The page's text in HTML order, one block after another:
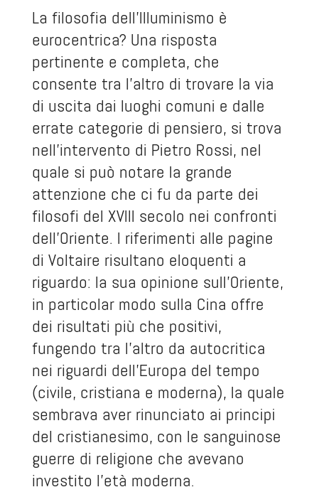
La filosofia dell’Illuminismo è
eurocentrica? Una risposta
pertinente e completa, che
consente tra l’altro di trovare la via
di uscita dai luoghi comuni e dalle
errate categorie di pensiero, si trova
nell’intervento di Pietro Rossi, nel
quale si può notare la grande
attenzione che ci fu da parte dei
filosofi del XVIII secolo nei confronti
dell’Oriente. I riferimenti alle pagine
di Voltaire risultano eloquenti a
riguardo: la sua opinione sull’Oriente,
in particolar modo sulla Cina offre
dei risultati più che positivi,
fungendo tra l’altro da autocritica
nei riguardi dell’Europa del tempo
(civile, cristiana e moderna), la quale
sembrava aver rinunciato ai principi
del cristianesimo, con le sanguinose
guerre di religione che avevano
investito l’età moderna.